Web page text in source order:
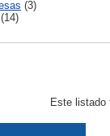
(3)
(14)
Este listado